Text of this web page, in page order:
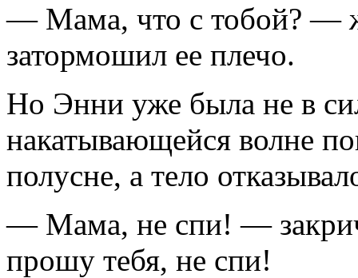
— Мама, что с тобой? —
затормошил ее плечо.
Но Энни уже была не в
накатывающейся волне
полусне, а тело
— Мама, не спи! —
прошу тебя, не спи!